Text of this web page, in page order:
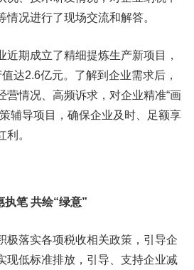
况进行了现场交流和解答。
近期成立了精细提炼生产新项目，
达2.6亿元。了解到企业需求后，
营情况、高频诉求，对企业精准“画
辅导项目，确保企业及时、足额享
。
执笔 共绘“绿意”
极落实各项税收相关政策，引导企
现低标准排放，引导、支持企业减